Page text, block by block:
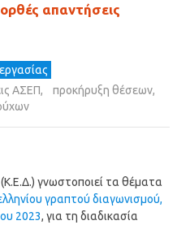
απαντήσεις
ΑΣΕΠ, προκήρυξη θέσεων,
γνωστοποιεί τα θέματα
γραπτού διαγωνισμού,
2023, για τη διαδικασία